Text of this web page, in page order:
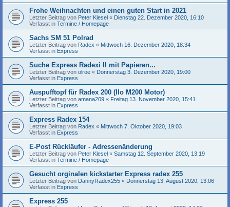
Frohe Weihnachten und einen guten Start in 2021
Letzter Beitrag von Peter Klesel « Dienstag 22. Dezember 2020, 16:10
Verfasst in Termine / Homepage
Sachs SM 51 Polrad
Letzter Beitrag von Radex « Mittwoch 16. Dezember 2020, 18:34
Verfasst in Express
Suche Express Radexi II mit Papieren...
Letzter Beitrag von olroe « Donnerstag 3. Dezember 2020, 19:00
Verfasst in Express
Auspufftopf für Radex 200 (Ilo M200 Motor)
Letzter Beitrag von amana209 « Freitag 13. November 2020, 15:41
Verfasst in Express
Express Radex 154
Letzter Beitrag von Radex « Mittwoch 7. Oktober 2020, 19:03
Verfasst in Express
E-Post Rückläufer - Adressenänderung
Letzter Beitrag von Peter Klesel « Samstag 12. September 2020, 13:19
Verfasst in Termine / Homepage
Gesucht orginalen kickstarter Express radex 255
Letzter Beitrag von DannyRadex255 « Donnerstag 13. August 2020, 13:06
Verfasst in Express
Express 255